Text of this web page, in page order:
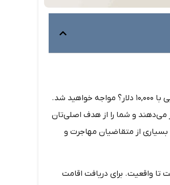
اگر مسیر اخذ اقامت دبی را دنبال کنید، با تبلیغات و تیترهای گمراه‌کننده‌ای مانند، اقامت دبی با ۱۰,۰۰۰ دلار؟ مواجه خواهید شد.
می‌دهند و شما را از هدف اصلی‌تان
از متقاضیان مهاجرت و
تا واقعیت. برای دریافت اقامت